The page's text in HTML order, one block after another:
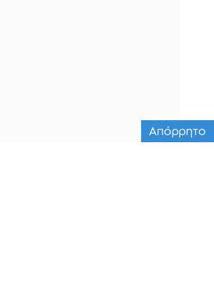
Απόρρητο